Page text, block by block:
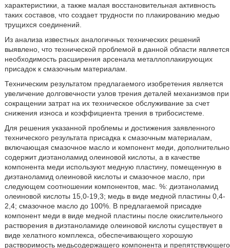
характеристики, а также малая восстановительная активность
таких составов, что создает трудности по плакированию медью
трущихся соединений.
Из анализа известных аналогичных технических решений
выявлено, что технической проблемой в данной области является
необходимость расширения арсенала металлоплакирующих
присадок к смазочным материалам.
Техническим результатом предлагаемого изобретения является
увеличение долговечности узлов трения деталей механизмов при
сокращении затрат на их техническое обслуживание за счет
снижения износа и коэффициента трения в трибосистеме.
Для решения указанной проблемы и достижения заявленного
технического результата присадка к смазочным материалам,
включающая смазочное масло и компонент меди, дополнительно
содержит диэтаноламид олеиновой кислоты, а в качестве
компонента меди используют медную пластину, помещенную в
диэтаноламид олеиновой кислоты и смазочное масло, при
следующем соотношении компонентов, мас. %: диэтаноламид
олеиновой кислоты 15,0-19,3; медь в виде медной пластины 0,4-
2,4; смазочное масло до 100%. В предлагаемой присадке
компонент меди в виде медной пластины после окислительного
растворения в диэтаноламиде олеиновой кислоты существует в
виде хелатного комплекса, обеспечивающего хорошую
растворимость медьсодержащего компонента и препятствующего